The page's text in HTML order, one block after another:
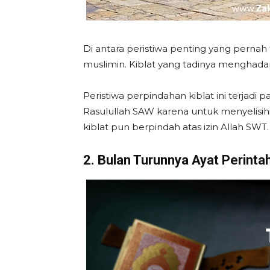
Di antara peristiwa penting yang
muslimin. Kiblat yang tadinya
Peristiwa perpindahan kiblat ini terjadi
Rasulullah SAW karena untuk
kiblat pun berpindah atas izin Allah SWT.
2. Bulan Turunnya Ayat